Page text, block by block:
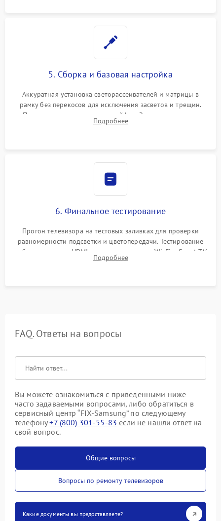
5. Сборка и базовая настройка
Аккуратная установка светорассеивателей и матрицы в
рамку без перекосов для исключения засветов и трещин.
Подключение внутренних шлейфов. Закрытие корпуса.
Сброс настроек и обновление программного обеспечения.
Подробнее
6. Финальное тестирование
Прогон телевизора на тестовых заливках для проверки
равномерности подсветки и цветопередачи. Тестирование
работы разъемов HDMI, динамиков, модуля Wi-Fi и Smart TV
в рабочем режиме в течение нескольких часов.
Подробнее
FAQ. Ответы на вопросы
Вы можете ознакомиться с приведенными ниже
часто задаваемыми вопросами, либо обратиться в
сервисный центр “FIX-Samsung” по следующему
телефону+7 (800) 301-55-83 если не нашли ответ на
свой вопрос.
Общие вопросы
Вопросы по ремонту телевизоров
Какие документы вы предоставляете?